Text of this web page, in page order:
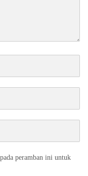
peramban ini untuk